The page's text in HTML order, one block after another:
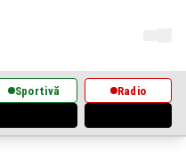
Sportivă Radio